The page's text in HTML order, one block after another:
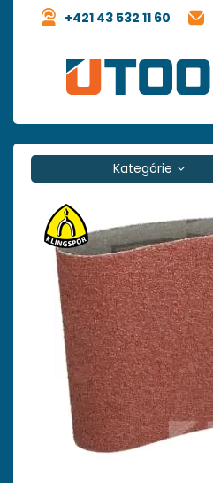
+421 43 532 11 60
Kategórie